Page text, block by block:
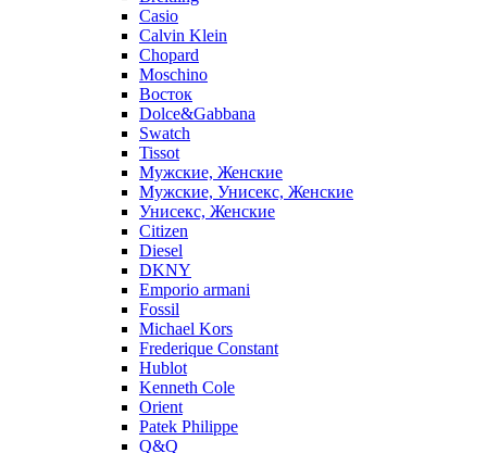
Casio
Calvin Klein
Chopard
Moschino
Восток
Dolce&Gabbana
Swatch
Tissot
Мужские, Женские
Мужские, Унисекс, Женские
Унисекс, Женские
Citizen
Diesel
DKNY
Emporio armani
Fossil
Michael Kors
Frederique Constant
Hublot
Kenneth Cole
Orient
Patek Philippe
Q&Q